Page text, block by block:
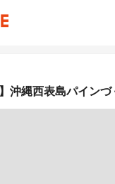
沖縄西表島パインづ